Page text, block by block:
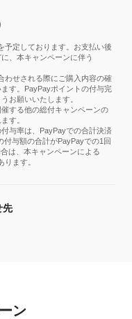
予定しております。お支払い後
、本キャンペーンに伴う
わせされる際にご購入内容の確
す。PayPayポイントの付与完
お願いいたします。
する他の総付キャンペーンの
す。
与率は、PayPayでの合計決済
付与額の合計がPayPayでの1回
は、本キャンペーンによる
ます。
先
ン